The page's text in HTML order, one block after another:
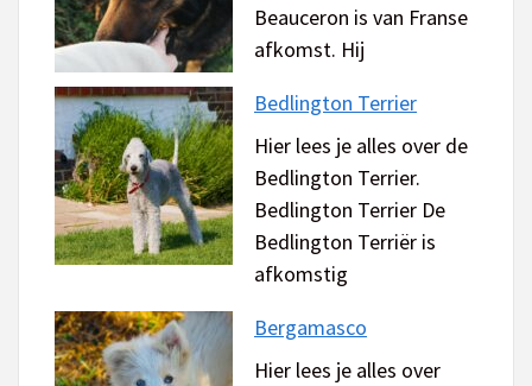
Beauceron is van Franse
afkomst. Hij
Bedlington Terrier
Hier lees je alles over de
Bedlington Terrier.
Bedlington Terrier De
Bedlington Terriër is
afkomstig
Bergamasco
Hier lees je alles over